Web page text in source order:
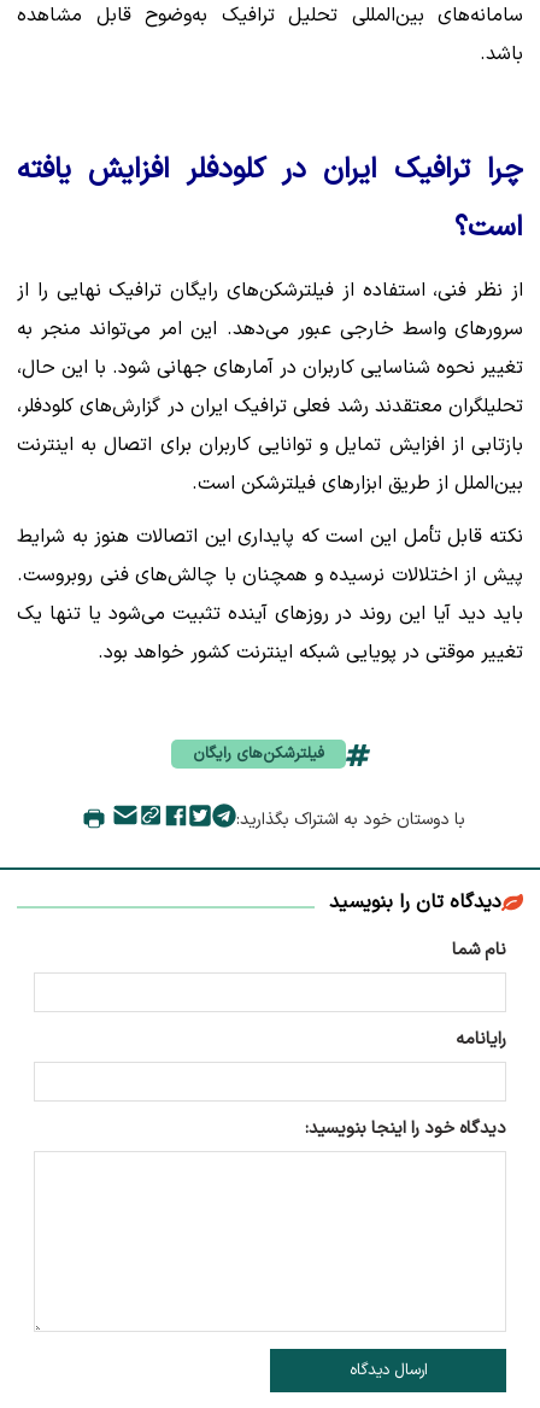
سامانه‌های بین‌المللی تحلیل ترافیک به‌وضوح قابل مشاهده
باشد.
چرا ترافیک ایران در کلودفلر افزایش یافته
است؟
از نظر فنی، استفاده از فیلترشکن‌های رایگان ترافیک نهایی را از
سرورهای واسط خارجی عبور می‌دهد. این امر می‌تواند منجر به
تغییر نحوه شناسایی کاربران در آمارهای جهانی شود. با این حال،
تحلیلگران معتقدند رشد فعلی ترافیک ایران در گزارش‌های کلودفلر،
بازتابی از افزایش تمایل و توانایی کاربران برای اتصال به اینترنت
بین‌الملل از طریق ابزارهای فیلترشکن است.
نکته قابل تأمل این است که پایداری این اتصالات هنوز به شرایط
پیش از اختلالات نرسیده و همچنان با چالش‌های فنی روبروست.
باید دید آیا این روند در روزهای آینده تثبیت می‌شود یا تنها یک
تغییر موقتی در پویایی شبکه اینترنت کشور خواهد بود.
فیلترشکن‌های رایگان
با دوستان خود به اشتراک بگذارید:
دیدگاه تان را بنویسید
نام شما
رایانامه
دیدگاه خود را اینجا بنویسید:
ارسال دیدگاه